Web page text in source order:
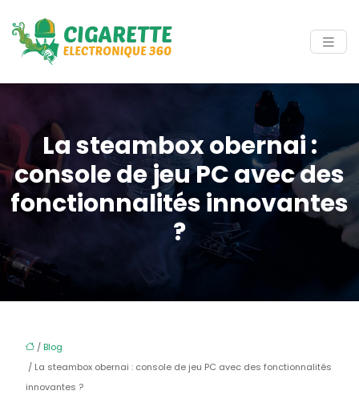
La steambox obernai :
console de jeu PC avec des
fonctionnalités innovantes
?
/ Blog
/ La steambox obernai : console de jeu PC avec des fonctionnalités
innovantes ?